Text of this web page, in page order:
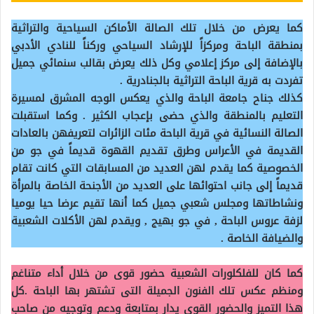
كما يعرض من خلال تلك الصالة الأماكن السياحية والتراثية
بمنطقة الباحة ومركزاً للإرشاد السياحي وركناً للنادي الأدبي
بالإضافة إلى مركز إعلامي وكل ذلك يعرض بقالب سنمائي جميل
تفردت به قرية الباحة التراثية بالجنادرية .
كذلك جناح جامعة الباحة والذي يعكس الوجه المشرق لمسيرة
التعليم بالمنطقة والذي حضى بإعجاب الكثير . وكما استقبلت
الصالة النسائية في قرية الباحة مئات الزائرات لتعريفهن بالعادات
القديمة في الأعراس وطرق تقديم القهوة قديماً في جو من
الخصوصية كما يقدم لهن العديد من المسابقات التي كانت تقام
قديماً إلى جانب احتوائها على العديد من الأجنحة الخاصة بالمرأة
ونشاطاتها ومجلس شعبي جميل كما أنها تقيم عرضا حيا يوميا
لزفة عروس الباحة , في جو بهيج , ويقدم لهن الأكلات الشعبية
والضيافة الخاصة .
كما كان للفلكلورات الشعبية حضور قوى من خلال أداء متناغم
ومنظم عكس تلك الفنون الجميلة التى تشتهر بها الباحة .كل
هذا التميز والحضور القوى يدار بمتابعة ودعم وتوجيه من صاحب